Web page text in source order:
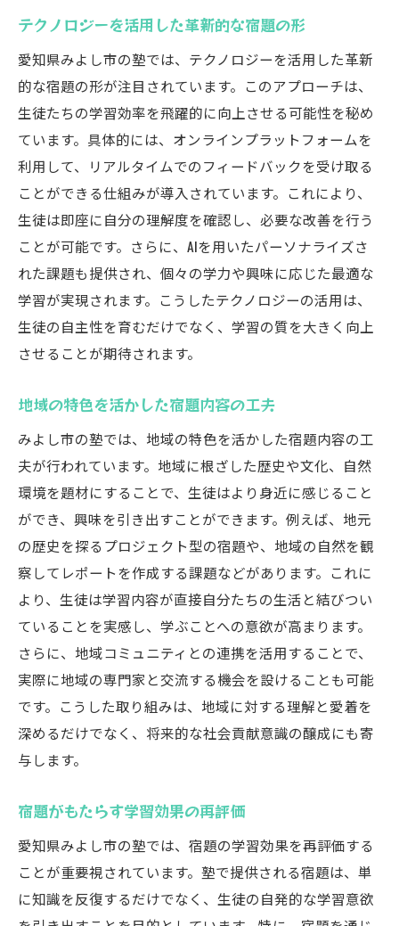
宿題
宿題評価の新たな基準の策定
デジタルツールが変える宿題の未来
塾の宿題が学習効果を高めるための新提案
効果的なフィードバックの提供
自律学習を促す宿題の実践法
学習効率を劇的に上げる宿題の工夫
生徒の理解度を深めるための宿題
反復学習の重要性とその方法
データ分析を利用した宿題の最適化
みよし市の塾が宿題に求める学生一人ひとりの
成長
個人の成長に焦点を当てた宿題の意義
フィードバックを活用した成長促進法
生徒の自信を育む宿題の価値
成長段階に応じた宿題のアプローチ
長期的な成長を見据えた宿題の計画
塾が提案する宿題の新アプローチで未来を拓く
未来を創造する宿題の挑戦
次世代を担う学生のための宿題設計
創造的思考を奨励する宿題の試み
継続的な学びを支える宿題の力
未来社会に貢献する人材育成の宿題
テクノロジーを活用した革新的な宿題の形
愛知県みよし市の塾では、テクノロジーを活用した革新
的な宿題の形が注目されています。このアプローチは、
生徒たちの学習効率を飛躍的に向上させる可能性を秘め
ています。具体的には、オンラインプラットフォームを
利用して、リアルタイムでのフィードバックを受け取る
ことができる仕組みが導入されています。これにより、
生徒は即座に自分の理解度を確認し、必要な改善を行う
ことが可能です。さらに、AIを用いたパーソナライズさ
れた課題も提供され、個々の学力や興味に応じた最適な
学習が実現されます。こうしたテクノロジーの活用は、
生徒の自主性を育むだけでなく、学習の質を大きく向上
させることが期待されます。
地域の特色を活かした宿題内容の工夫
みよし市の塾では、地域の特色を活かした宿題内容の工
夫が行われています。地域に根ざした歴史や文化、自然
環境を題材にすることで、生徒はより身近に感じること
ができ、興味を引き出すことができます。例えば、地元
の歴史を探るプロジェクト型の宿題や、地域の自然を観
察してレポートを作成する課題などがあります。これに
より、生徒は学習内容が直接自分たちの生活と結びつい
ていることを実感し、学ぶことへの意欲が高まります。
さらに、地域コミュニティとの連携を活用することで、
実際に地域の専門家と交流する機会を設けることも可能
です。こうした取り組みは、地域に対する理解と愛着を
深めるだけでなく、将来的な社会貢献意識の醸成にも寄
与します。
宿題がもたらす学習効果の再評価
愛知県みよし市の塾では、宿題の学習効果を再評価する
ことが重要視されています。塾で提供される宿題は、単
に知識を反復するだけでなく、生徒の自発的な学習意欲